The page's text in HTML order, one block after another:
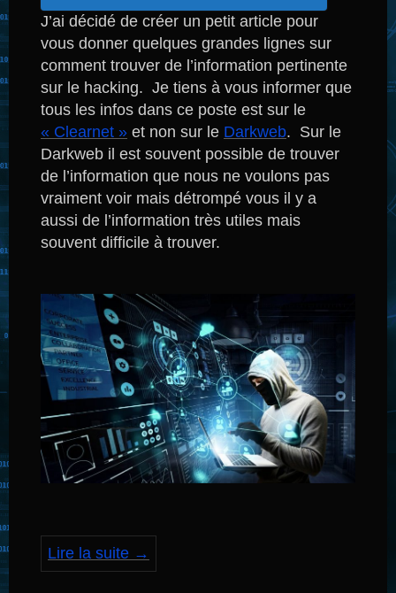
J’ai décidé de créer un petit article pour
vous donner quelques grandes lignes sur
comment trouver de l’information pertinente
sur le hacking. Je tiens à vous informer que
tous les infos dans ce poste est sur le
« Clearnet » et non sur le Darkweb. Sur le
Darkweb il est souvent possible de trouver
de l’information que nous ne voulons pas
vraiment voir mais détrompé vous il y a
aussi de l’information très utiles mais
souvent difficile à trouver.
Lire la suite →